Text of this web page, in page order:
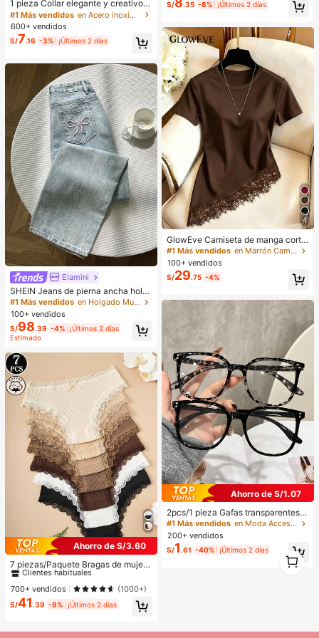
1 pieza Collar elegante y creativo d
e acero inoxidable con letra del alfa
beto inglés en estilo burbuja, color
dorado, collar personalizado casual
para mujer, cadena de clavícula
#1 Más vendidos
en Acero inoxidable Collares De Mujer
600+ vendidos
S/7.16 -3% ¡Últimos 2 días
Elamini
SHEIN Jeans de pierna ancha holg
ados con bolsillo insertado y borda
do de mariposa lavados para mujer,
mujer alta, Y2K
#1 Más vendidos
en Holgado Mujer Denim
100+ vendidos
S/98.39 -4% ¡Últimos 2 días
Estimado
Ahorro de S/3.60
7 piezas/Paquete Bragas de mujer
con estampado floral y ribete de en
caje de color contrastante, para us
o diario
#1 Más vendidos
en Tejido De Punto Calzoncillos de mujer
Clientes habituales
#1 Más vendidos
Clientes habituales
#1 Más vendidos
Clientes habituales
#1 Más vendidos
en Tejido De Punto Calzoncillos de mujer
700+ vendidos (1000+)
S/41 .39 -8% ¡Últimos 2 días
21 S22 S23 S24 S25 S26/Honor/et
S/ .35 -8% ¡Últimos 2 días
4
GlowEve Camiseta de manga corta
de cuello redondo de unicolor casu
al versátil para uso diario para muje
r
#1 Más vendidos
en Marrón Camisetas básicas informales
100+ vendidos
S/29.75 -4%
Ahorro de S/1.07
2pcs/1 pieza Gafas transparentes d
e marco grande con estampado de l
eopardo y estilo bohemio de materi
al TR para mujer, adecuadas para t
odas las estaciones
#1 Más vendidos
en Moda Accesorios para gafas y gafas de mujer
200+ vendidos
S/1 .61 -40% ¡Últimos 2 días
1